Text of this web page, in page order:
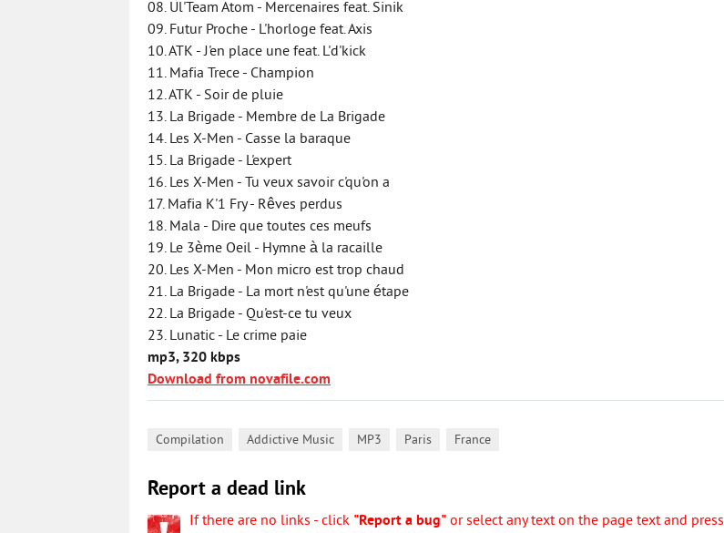
08. Ul'Team Atom - Mercenaires feat. Sinik
09. Futur Proche - L'horloge feat. Axis
10. ATK - J'en place une feat. L'd'kick
11. Mafia Trece - Champion
12. ATK - Soir de pluie
13. La Brigade - Membre de La Brigade
14. Les X-Men - Casse la baraque
15. La Brigade - L'expert
16. Les X-Men - Tu veux savoir c'qu'on a
17. Mafia K'1 Fry - Rêves perdus
18. Mala - Dire que toutes ces meufs
19. Le 3ème Oeil - Hymne à la racaille
20. Les X-Men - Mon micro est trop chaud
21. La Brigade - La mort n'est qu'une étape
22. La Brigade - Qu'est-ce tu veux
23. Lunatic - Le crime paie
mp3, 320 kbps
Download from novafile.com
Compilation Addictive Music MP3 Paris France
Report a dead link
If there are no links - click "Report a bug" or select any text on the page text and press